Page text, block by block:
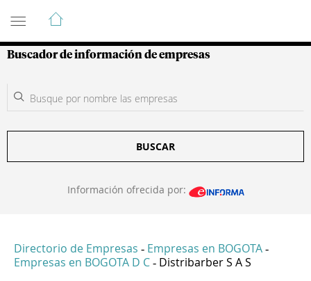
Guía de Empresas Colombianas
Buscador de información de empresas
BUSCAR
Información ofrecida por:
Directorio de Empresas - Empresas en BOGOTA -
Empresas en BOGOTA D C - Distribarber S A S